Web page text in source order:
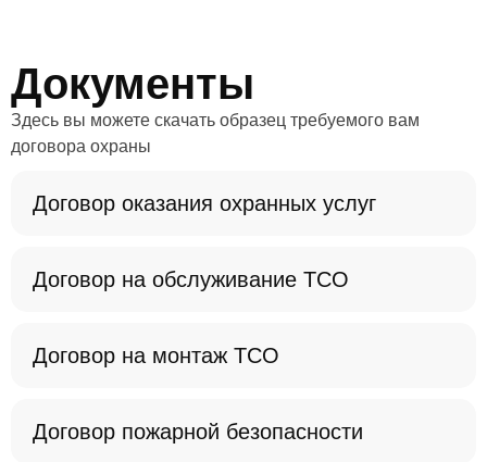
Документы
Здесь вы можете скачать образец требуемого вам
договора охраны
Договор оказания охранных услуг
Договор на обслуживание ТСО
Договор на монтаж ТСО
Договор пожарной безопасности